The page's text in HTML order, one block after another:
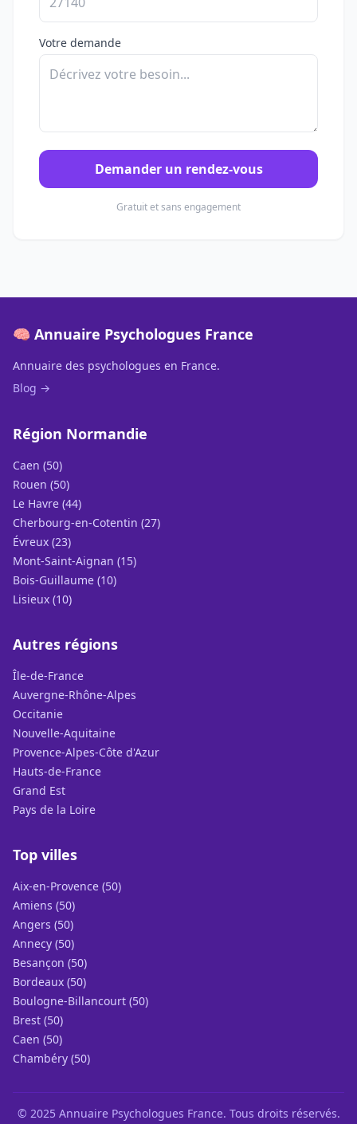
Votre demande
Demander un rendez-vous
Gratuit et sans engagement
🧠 Annuaire Psychologues France
Annuaire des psychologues en France.
Blog →
Région Normandie
Caen (50)
Rouen (50)
Le Havre (44)
Cherbourg-en-Cotentin (27)
Évreux (23)
Mont-Saint-Aignan (15)
Bois-Guillaume (10)
Lisieux (10)
Autres régions
Île-de-France
Auvergne-Rhône-Alpes
Occitanie
Nouvelle-Aquitaine
Provence-Alpes-Côte d'Azur
Hauts-de-France
Grand Est
Pays de la Loire
Top villes
Aix-en-Provence (50)
Amiens (50)
Angers (50)
Annecy (50)
Besançon (50)
Bordeaux (50)
Boulogne-Billancourt (50)
Brest (50)
Caen (50)
Chambéry (50)
© 2025 Annuaire Psychologues France. Tous droits réservés.